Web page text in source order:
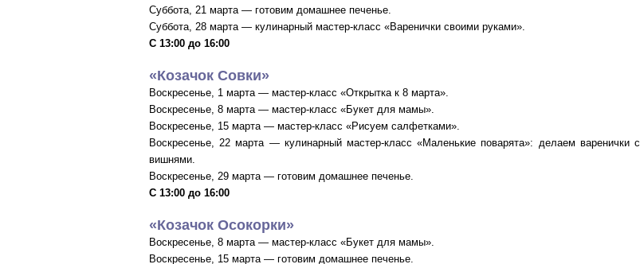
Суббота, 21 марта — готовим домашнее печенье.
Суббота, 28 марта — кулинарный мастер-класс «Варенички своими руками».
С 13:00 до 16:00
«Козачок Совки»
Воскресенье, 1 марта — мастер-класс «Открытка к 8 марта».
Воскресенье, 8 марта — мастер-класс «Букет для мамы».
Воскресенье, 15 марта — мастер-класс «Рисуем салфетками».
Воскресенье, 22 марта — кулинарный мастер-класс «Маленькие поварята»: делаем варенички с
вишнями.
Воскресенье, 29 марта — готовим домашнее печенье.
С 13:00 до 16:00
«Козачок Осокорки»
Воскресенье, 8 марта — мастер-класс «Букет для мамы».
Воскресенье, 15 марта — готовим домашнее печенье.